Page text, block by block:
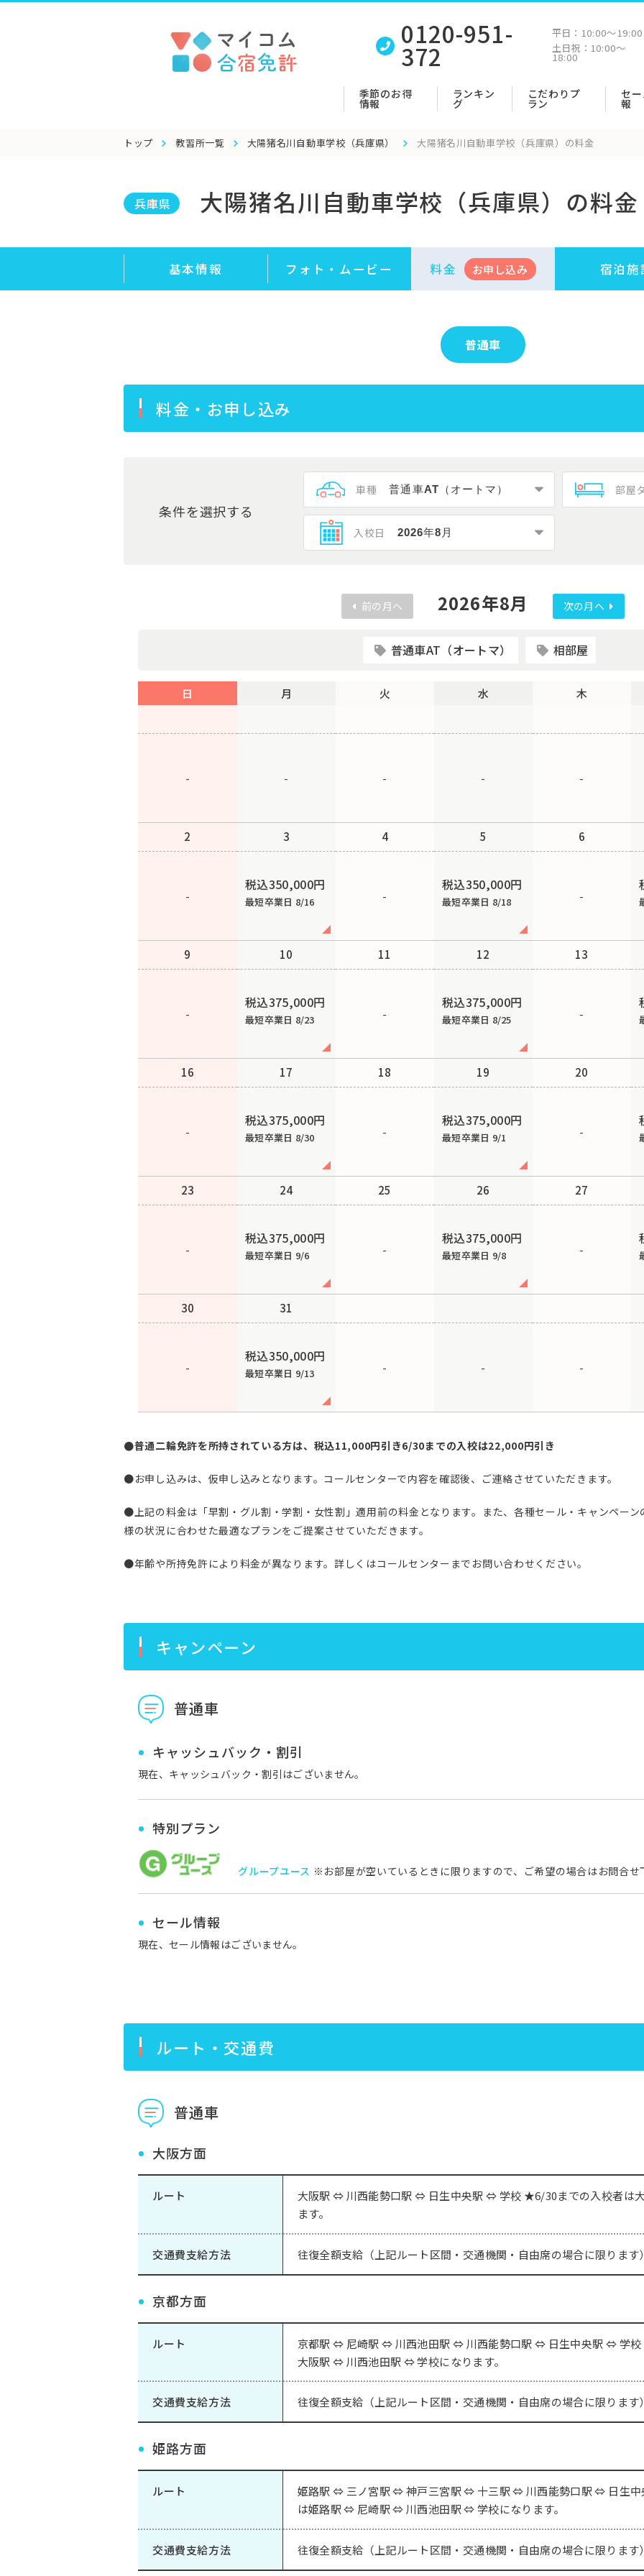
0120-951-
372
平日： 10:00〜19:00
土日祝： 10:00〜
18:00
季節のお得
情報
ランキン
グ
こだわりプ
ラン
セ
報
トップ 教習所一覧 大陽猪名川自動車学校（兵庫県） 大陽猪名川自動車学校（兵庫県）の料金
兵庫県 大陽猪名川自動車学校（兵庫県）の料金
基本情報 フォト・ ムービー 料金 お申 し込み 宿泊施
普通車
料金・お申し込み
条件を選択する
車種 部屋
入校日
前の月へ 2026年8月 次の月へ
普通車AT（オートマ） 相部屋
日 月 火 水 木
- - - - -
2
-
3
税込350,000円
最短卒業日 8/16
4
-
5
税込350,000円
最短卒業日 8/18
6
-
9
-
10
税込375,000円
最短卒業日 8/23
11
-
12
税込375,000円
最短卒業日 8/25
13
-
16
-
17
税込375,000円
最短卒業日 8/30
18
-
19
税込375,000円
最短卒業日 9/1
20
-
23
-
24
税込375,000円
最短卒業日 9/6
25
-
26
税込375,000円
最短卒業日 9/8
27
-
30
-
31
税込350,000円
最短卒業日 9/13 - - -
●普通二輪免許を所持されている方は、税込11,000円引き6/30までの入校は22,000円引き
●お申し込みは、仮申し込みとなります。コールセンターで内容を確認後、ご連絡させていただきます。
●上記の料金は「早割・グル割・学割・女性割」適用前の料金となります。また、各種セール・キャンペー
様の状況に合わせた最適なプランをご提案させていただきます。
●年齢や所持免許により料金が異なります。詳しくはコールセンターまでお問い合わせください。
キャンペーン
普通車
キャッシュバック・割引
現在、キャッシュバック・割引はございません。
特別プラン
グループユース ※お部屋が空いているときに限りますので、ご希望の場合はお問合せ
セール情報
現在、セール情報はございません。
ルート・交通費
普通車
大阪方面
ルート
大阪駅 ⇔ 川西能勢口駅 ⇔ 日生中央駅 ⇔ 学校 ★6/30までの入校者は
ます。
交通費支給方法 往復全額支給（上記ルート区間・交通機関・自由席の場合に限ります
京都方面
ルート
京都駅 ⇔ 尼崎駅 ⇔ 川西池田駅 ⇔ 川西能勢口駅 ⇔ 日生中央駅 ⇔ 学
大阪駅 ⇔ 川西池田駅 ⇔ 学校になります。
交通費支給方法 往復全額支給（上記ルート区間・交通機関・自由席の場合に限ります
姫路方面
ルート
姫路駅 ⇔ 三ノ宮駅 ⇔ 神戸三宮駅 ⇔ 十三駅 ⇔ 川西能勢口駅 ⇔ 日生
は姫路駅 ⇔ 尼崎駅 ⇔ 川西池田駅 ⇔ 学校になります。
交通費支給方法 往復全額支給（上記ルート区間・交通機関・自由席の場合に限ります